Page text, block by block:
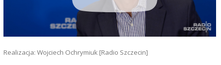
Realizacja: Wojciech Ochrymiuk [Radio Szczecin]